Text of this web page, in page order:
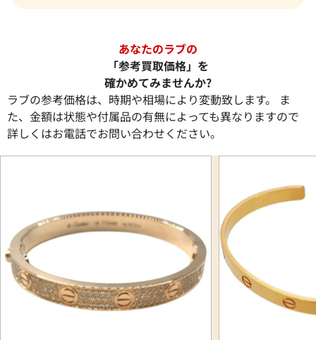
あなたのラブの
「参考買取価格」を
確かめてみませんか?
ラブの参考価格は、時期や相場により変動致します。 ま
た、金額は状態や付属品の有無によっても異なりますので
詳しくはお電話でお問い合わせください。